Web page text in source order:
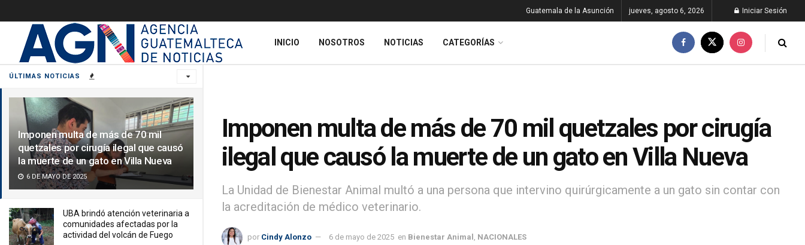
ÚLTIMAS NOTICIAS
Imponen multa de más de 70 mil
quetzales por cirugía ilegal que causó
la muerte de un gato en Villa Nueva
6 DE MAYO DE 2025
UBA brindó atención veterinaria a
comunidades afectadas por la
actividad del volcán de Fuego
Guatemala de la Asunción jueves, agosto 6, 2026 Iniciar Sesión
INICIO NOSOTROS NOTICIAS CATEGORÍAS
Imponen multa de más de 70 mil quetzales por cirugía
ilegal que causó la muerte de un gato en Villa Nueva
La Unidad de Bienestar Animal multó a una persona que intervino quirúrgicamente a un gato sin contar con
la acreditación de médico veterinario.
por Cindy Alonzo 6 de mayo de 2025 en Bienestar Animal NACIONALES